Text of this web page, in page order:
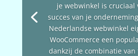
je webwinkel is cruciaal
succes van je
Nederlandse webwinkel
WooCommerce een
dankzij de combinatie